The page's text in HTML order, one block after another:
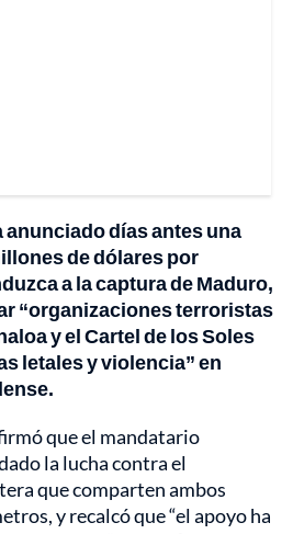
días antes una
de dólares por
a la captura de Maduro,
“organizaciones terroristas
y el Cartel de los Soles
letales y violencia” en
que el mandatario
la lucha contra el
que comparten ambos
y recalcó que “el apoyo ha